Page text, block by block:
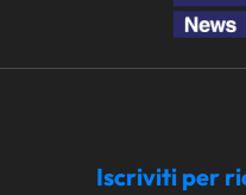
Iscriviti per